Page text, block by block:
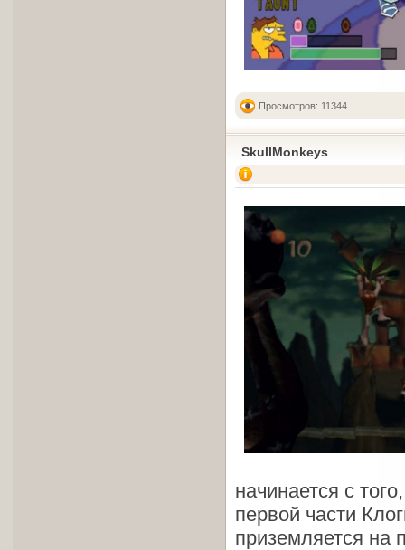
Просмотров: 11344
SkullMonkeys
начинается с
первой части
приземляется на